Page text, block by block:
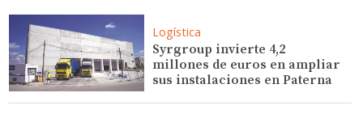
Logística
Syrgroup invierte 4,2
millones de euros en ampliar
sus instalaciones en Paterna